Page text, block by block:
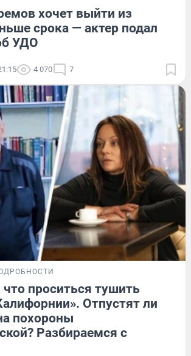
хочет выйти из
срока — актер подал
УДО
4 070 7
что проситься тушить
Отпустят ли
похороны
Разбираемся с